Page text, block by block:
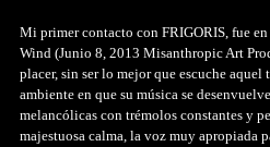
Mi primer contacto con FRIGORIS, fue
Wind (Junio 8, 2013 Misanthropic Art
placer, sin ser lo mejor que escuche
ambiente en que su música se
melancólicas con trémolos constantes y
majestuosa calma, la voz muy apropiada